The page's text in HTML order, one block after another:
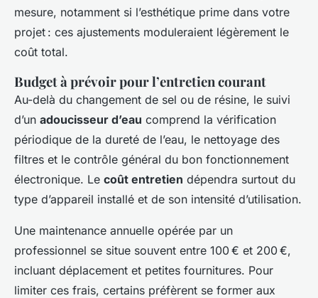
mesure, notamment si l’esthétique prime dans votre
projet : ces ajustements moduleraient légèrement le
coût total.
Budget à prévoir pour l’entretien courant
Au-delà du changement de sel ou de résine, le suivi
d’un adoucisseur d’eau comprend la vérification
périodique de la dureté de l’eau, le nettoyage des
filtres et le contrôle général du bon fonctionnement
électronique. Le coût entretien dépendra surtout du
type d’appareil installé et de son intensité d’utilisation.
Une maintenance annuelle opérée par un
professionnel se situe souvent entre 100 € et 200 €,
incluant déplacement et petites fournitures. Pour
limiter ces frais, certains préfèrent se former aux